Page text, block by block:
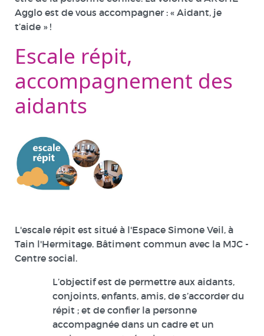
Agglo est de vous accompagner : « Aidant, je
t’aide » !
Escale répit,
accompagnement des
aidants
L'escale répit est situé à l'Espace Simone Veil, à
Tain l'Hermitage. Bâtiment commun avec la MJC -
Centre social.
L’objectif est de permettre aux aidants,
conjoints, enfants, amis, de s’accorder du
répit ; et de confier la personne
accompagnée dans un cadre et un